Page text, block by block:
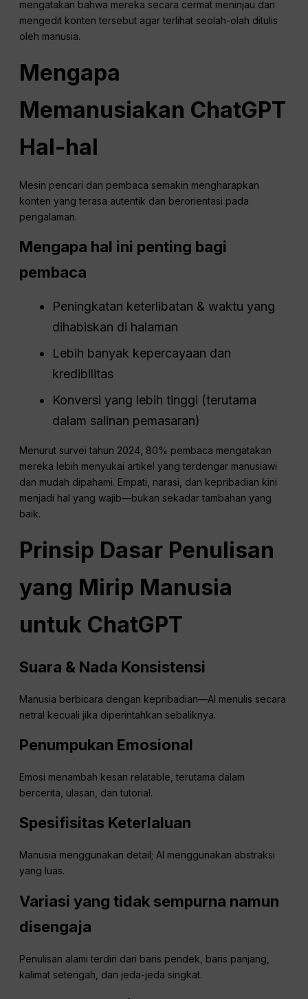
mengatakan bahwa mereka secara cermat meninjau dan
mengedit konten tersebut agar terlihat seolah-olah ditulis
oleh manusia.
Mengapa
Memanusiakan ChatGPT
Hal-hal
Mesin pencari dan pembaca semakin mengharapkan
konten yang terasa autentik dan berorientasi pada
pengalaman.
Mengapa hal ini penting bagi
pembaca
Peningkatan keterlibatan & waktu yang
dihabiskan di halaman
Lebih banyak kepercayaan dan
kredibilitas
Konversi yang lebih tinggi (terutama
dalam salinan pemasaran)
Menurut survei tahun 2024, 80% pembaca mengatakan
mereka lebih menyukai artikel yang terdengar manusiawi
dan mudah dipahami. Empati, narasi, dan kepribadian kini
menjadi hal yang wajib—bukan sekadar tambahan yang
baik.
Prinsip Dasar Penulisan
yang Mirip Manusia
untuk ChatGPT
Suara & Nada Konsistensi
Manusia berbicara dengan kepribadian—AI menulis secara
netral kecuali jika diperintahkan sebaliknya.
Penumpukan Emosional
Emosi menambah kesan relatable, terutama dalam
bercerita, ulasan, dan tutorial.
Spesifisitas Keterlaluan
Manusia menggunakan detail; AI menggunakan abstraksi
yang luas.
Variasi yang tidak sempurna namun
disengaja
Penulisan alami terdiri dari baris pendek, baris panjang,
kalimat setengah, dan jeda-jeda singkat.